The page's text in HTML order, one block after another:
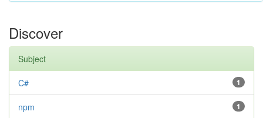
Discover
Subject
1
C#
1
npm